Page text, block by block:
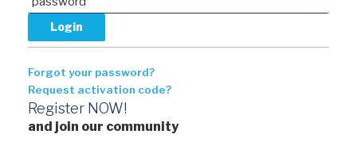
Forgot your password?
Request activation code?
Register NOW!
and join our community